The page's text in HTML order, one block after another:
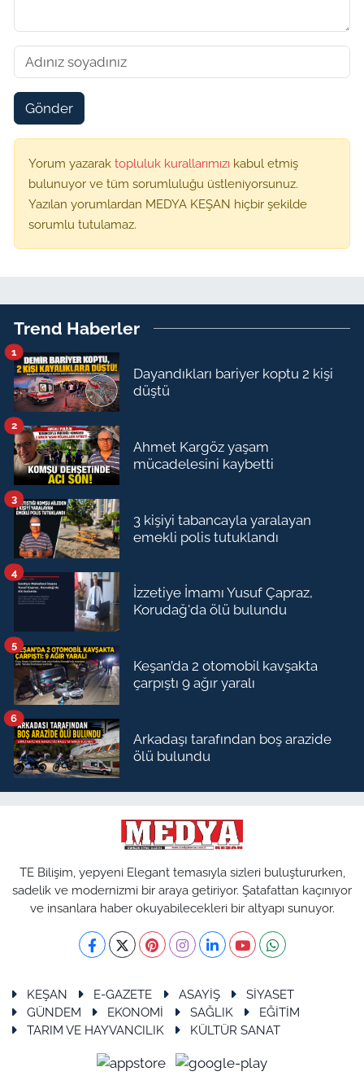
Gönder
Yorum yazarak topluluk kurallarımızı kabul etmiş
bulunuyor ve tüm sorumluluğu üstleniyorsunuz.
Yazılan yorumlardan MEDYA KEŞAN hiçbir şekilde
sorumlu tutulamaz.
Trend Haberler
Dayandıkları bariyer koptu 2 kişi
düştü
1
Ahmet Kargöz yaşam
mücadelesini kaybetti
2
3 kişiyi tabancayla yaralayan
emekli polis tutuklandı
3
İzzetiye İmamı Yusuf Çapraz,
Korudağ'da ölü bulundu
4
Keşan’da 2 otomobil kavşakta
çarpıştı 9 ağır yaralı
5
Arkadaşı tarafından boş arazide
ölü bulundu
6
TE Bilişim, yepyeni Elegant temasıyla sizleri buluştururken,
sadelik ve modernizmi bir araya getiriyor. Şatafattan kaçınıyor
ve insanlara haber okuyabilecekleri bir altyapı sunuyor.
KEŞAN E-GAZETE ASAYİŞ
SİYASET
GÜNDEM
EKONOMİ SAĞLIK
EĞİTİM
TARIM VE HAYVANCILIK
KÜLTÜR SANAT